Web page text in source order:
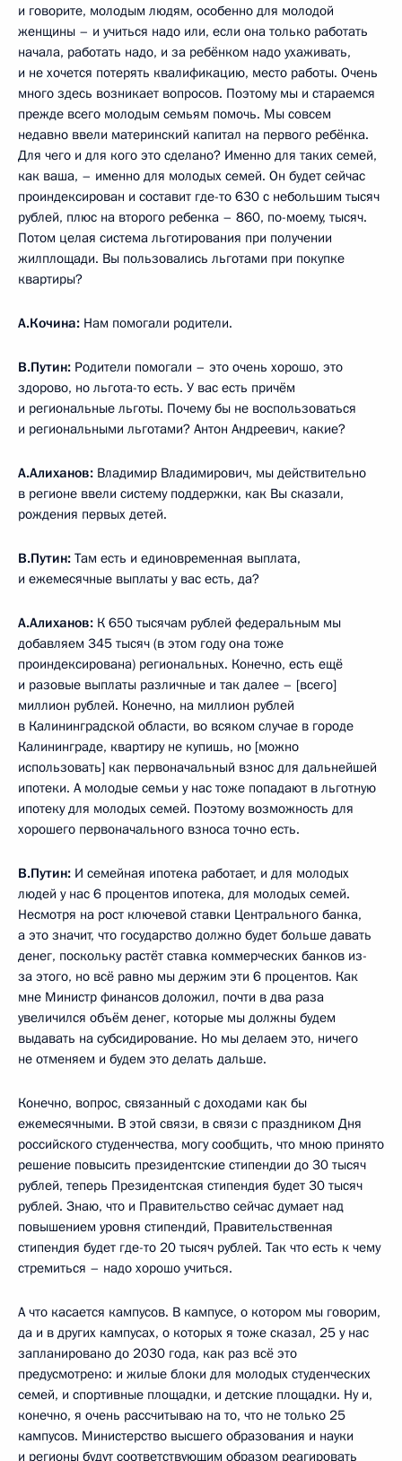
и говорите, молодым людям, особенно для молодой
женщины – и учиться надо или, если она только работать
начала, работать надо, и за ребёнком надо ухаживать,
и не хочется потерять квалификацию, место работы. Очень
много здесь возникает вопросов. Поэтому мы и стараемся
прежде всего молодым семьям помочь. Мы совсем
недавно ввели материнский капитал на первого ребёнка.
Для чего и для кого это сделано? Именно для таких семей,
как ваша, – именно для молодых семей. Он будет сейчас
проиндексирован и составит где-то 630 с небольшим тысяч
рублей, плюс на второго ребенка – 860, по-моему, тысяч.
Потом целая система льготирования при получении
жилплощади. Вы пользовались льготами при покупке
квартиры?
А.Кочина: Нам помогали родители.
В.Путин: Родители помогали – это очень хорошо, это
здорово, но льгота-то есть. У вас есть причём
и региональные льготы. Почему бы не воспользоваться
и региональными льготами? Антон Андреевич, какие?
А.Алиханов: Владимир Владимирович, мы действительно
в регионе ввели систему поддержки, как Вы сказали,
рождения первых детей.
В.Путин: Там есть и единовременная выплата,
и ежемесячные выплаты у вас есть, да?
А.Алиханов: К 650 тысячам рублей федеральным мы
добавляем 345 тысяч (в этом году она тоже
проиндексирована) региональных. Конечно, есть ещё
и разовые выплаты различные и так далее – [всего]
миллион рублей. Конечно, на миллион рублей
в Калининградской области, во всяком случае в городе
Калининграде, квартиру не купишь, но [можно
использовать] как первоначальный взнос для дальнейшей
ипотеки. А молодые семьи у нас тоже попадают в льготную
ипотеку для молодых семей. Поэтому возможность для
хорошего первоначального взноса точно есть.
В.Путин: И семейная ипотека работает, и для молодых
людей у нас 6 процентов ипотека, для молодых семей.
Несмотря на рост ключевой ставки Центрального банка,
а это значит, что государство должно будет больше давать
денег, поскольку растёт ставка коммерческих банков из-
за этого, но всё равно мы держим эти 6 процентов. Как
мне Министр финансов доложил, почти в два раза
увеличился объём денег, которые мы должны будем
выдавать на субсидирование. Но мы делаем это, ничего
не отменяем и будем это делать дальше.
Конечно, вопрос, связанный с доходами как бы
ежемесячными. В этой связи, в связи с праздником Дня
российского студенчества, могу сообщить, что мною принято
решение повысить президентские стипендии до 30 тысяч
рублей, теперь Президентская стипендия будет 30 тысяч
рублей. Знаю, что и Правительство сейчас думает над
повышением уровня стипендий, Правительственная
стипендия будет где-то 20 тысяч рублей. Так что есть к чему
стремиться – надо хорошо учиться.
А что касается кампусов. В кампусе, о котором мы говорим,
да и в других кампусах, о которых я тоже сказал, 25 у нас
запланировано до 2030 года, как раз всё это
предусмотрено: и жилые блоки для молодых студенческих
семей, и спортивные площадки, и детские площадки. Ну и,
конечно, я очень рассчитываю на то, что не только 25
кампусов. Министерство высшего образования и науки
и регионы будут соответствующим образом реагировать